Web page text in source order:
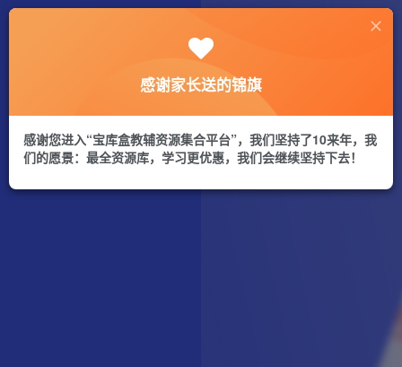
感谢家长送的锦旗
感谢您进入“宝库盒教辅资源集合平台”，我们坚持了10来年，我
们的愿景：最全资源库，学习更优惠，我们会继续坚持下去！